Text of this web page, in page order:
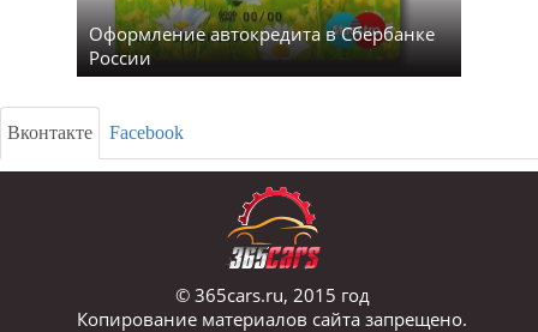
Оформление автокредита в Сбербанке
России
Вконтакте Facebook
© 365cars.ru, 2015 год
Копирование материалов сайта запрещено.